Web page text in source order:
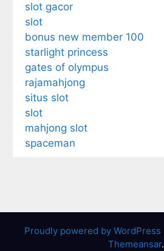
slot gacor
slot
bonus new member 100
starlight princess
gates of olympus
rajamahjong
situs slot
slot
mahjong slot
spaceman
Proudly powered by WordPress
Themeansar.